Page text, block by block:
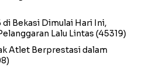
Bekasi Dimulai Hari Ini,
Lalu Lintas (45319)
Atlet Berprestasi dalam